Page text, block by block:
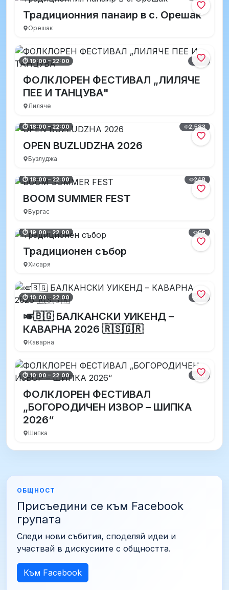
Традиционния панаир в с. Орешак
Орешак
⏱ 19:00 – 22:00 47
ФОЛКЛОРЕН ФЕСТИВАЛ „ЛИЛЯЧЕ
ПЕЕ И ТАНЦУВА"
Лиляче
⏱ 18:00 – 22:00 2,583
OPEN BUZLUDZHA 2026
Бузлуджа
⏱ 18:00 – 22:00 248
BOOM SUMMER FEST
Бургас
⏱ 19:00 – 22:00 65
Традиционен събор
Хисаря
⏱ 10:00 – 22:00 28
🎺🇧🇬 БАЛКАНСКИ УИКЕНД –
КАВАРНА 2026 🇷🇸🇬🇷
Каварна
⏱ 10:00 – 22:00 50
ФОЛКЛОРЕН ФЕСТИВАЛ
„БОГОРОДИЧЕН ИЗВОР – ШИПКА
2026“
Шипка
ОБЩНОСТ
Присъедини се към Facebook
групата
Следи нови събития, споделяй идеи и
участвай в дискусиите с общността.
Към Facebook